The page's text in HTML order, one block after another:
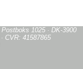
1025 · DK-3900
CVR: 41587865